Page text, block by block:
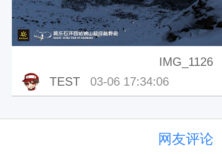
IMG_1126
TEST
03-06 17:34:06
网友评论